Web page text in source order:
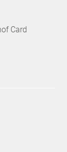
Card